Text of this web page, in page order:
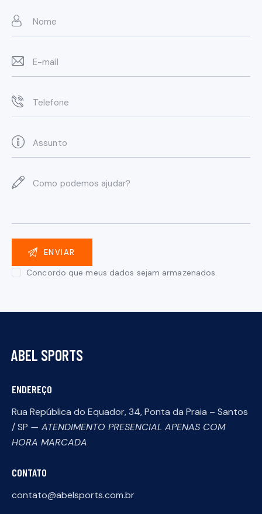
Concordo que meus dados sejam armazenados.
ABEL SPORTS
ENDEREÇO
Rua República do Equador, 34, Ponta da Praia – Santos
/ SP — ATENDIMENTO PRESENCIAL APENAS COM
HORA MARCADA
CONTATO
contato@abelsports.com.br